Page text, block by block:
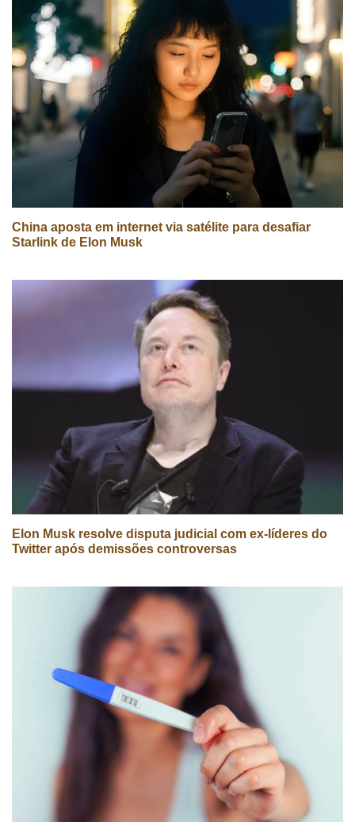
China aposta em internet via satélite para desafiar
Starlink de Elon Musk
Elon Musk resolve disputa judicial com ex-líderes do
Twitter após demissões controversas